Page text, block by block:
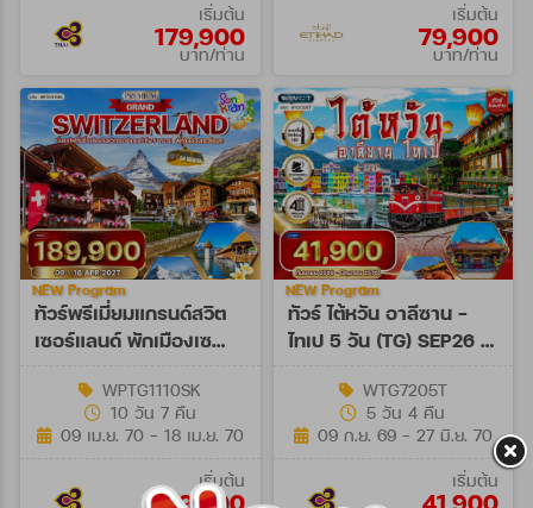
เริ่มต้น
179,900
บาท/ท่าน
เริ่มต้น
79,900
บาท/ท่าน
ทัวร์พรีเมี่ยมแกรนด์สวิต
เซอร์แลนด์ พักเมืองเซ
18 APR 27
[SONGKRAN]
NEW Program
WPTG1110SK
10 วัน 7 คืน
09 เม.ย. 70 - 18 เม.ย. 70
เริ่มต้น
ทัวร์ ไต้หวัน อาลีซาน -
ไทเป 5 วัน (TG) SEP26 -
NEW Program
WTG7205T
5 วัน 4 คืน
09 ก.ย. 69 - 27 มิ.ย. 70
เริ่มต้น